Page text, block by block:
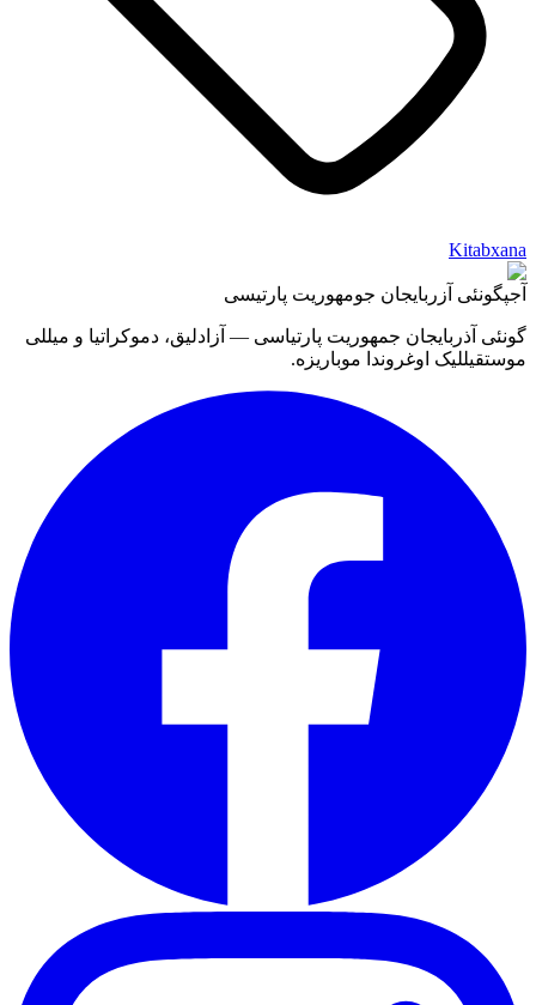
Kitabxana
آجپگونئی آزربایجان جومهوریت پارتیسی
گونئی آذربایجان جمهوریت پارتیاسی — آزادلیق، دموکراتیا و میللی
موستقیللیک اوغروندا موباریزه.